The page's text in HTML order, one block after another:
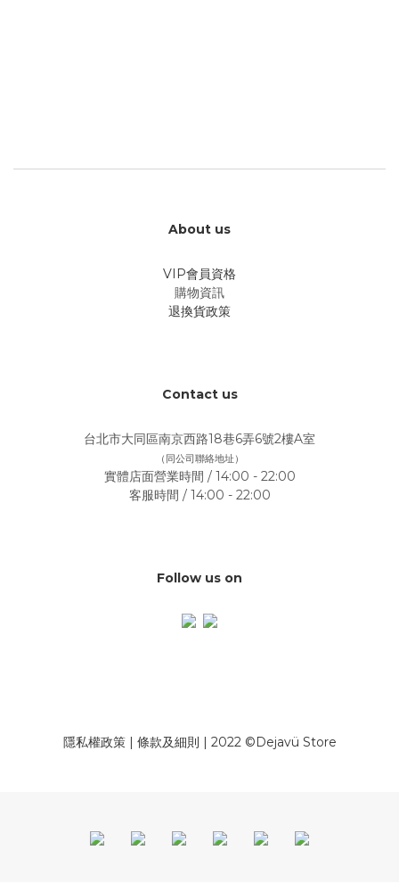
About us
VIP會員資格
購物資訊
退換貨政策
Contact us
台北市大同區南京西路18巷6弄6號2樓A室
（同公司聯絡地址）
實體店面營業時間 / 14:00 - 22:00
客服時間 / 14:00 - 22:00
Follow us on
隱私權政策| 條款及細則 | 2022 ©Dejavü Store